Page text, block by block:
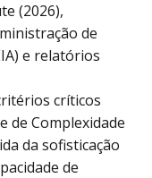
(2026),
de
e relatórios
críticos
de Complexidade
da sofisticação
de